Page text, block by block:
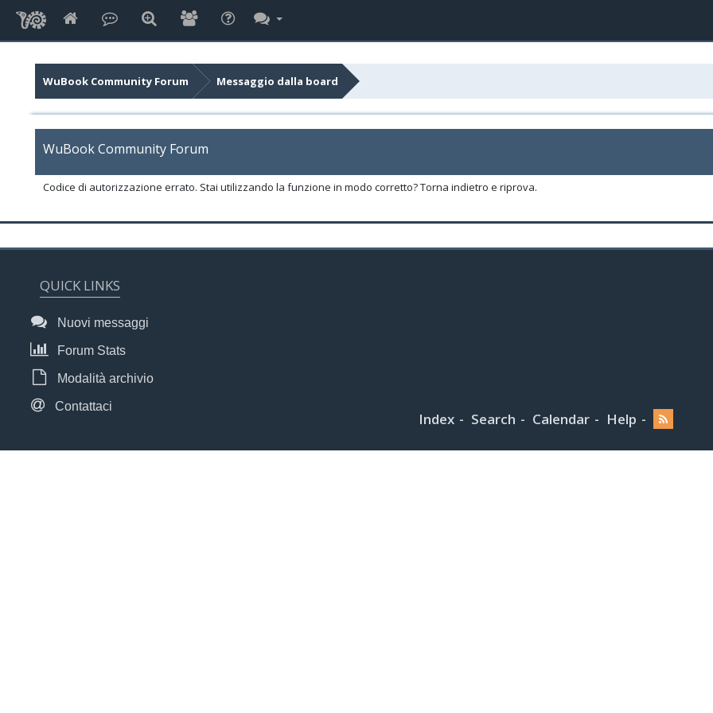
WuBook Community Forum Messaggio dalla board
WuBook Community Forum
Codice di autorizzazione errato. Stai utilizzando la funzione in modo corretto? Torna indietro e riprova.
QUICK LINKS
Nuovi messaggi
Forum Stats
Modalità archivio
Contattaci
Index Search Calendar Help